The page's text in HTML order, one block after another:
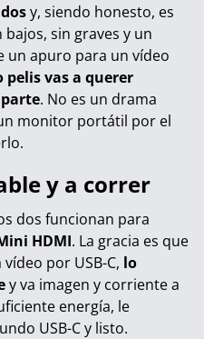
y, siendo honesto, es
sin graves y un
un apuro para un vídeo
pelis vas a querer
. No es un drama
monitor portátil por el
y a correr
dos funcionan para
HDMI. La gracia es que
por USB-C, lo
y va imagen y corriente a
energía, le
USB-C y listo.